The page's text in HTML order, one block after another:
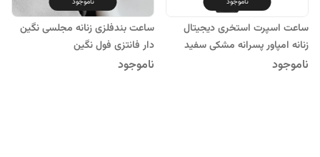
ساعت اسپرت استخری دیجیتال
زنانه امپاور پسرانه مشکی سفید
ناموجود
ساعت بندفلزی زنانه مجلسی نگین
دار فانتزی فول نگین
ناموجود